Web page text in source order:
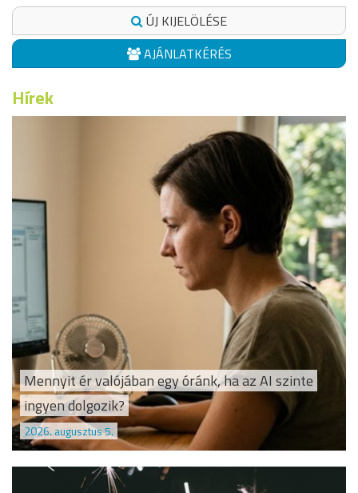
ÚJ KIJELÖLÉSE
AJÁNLATKÉRÉS
Hírek
Mennyit ér valójában egy óránk, ha az AI szinte
ingyen dolgozik?
2026. augusztus 5.